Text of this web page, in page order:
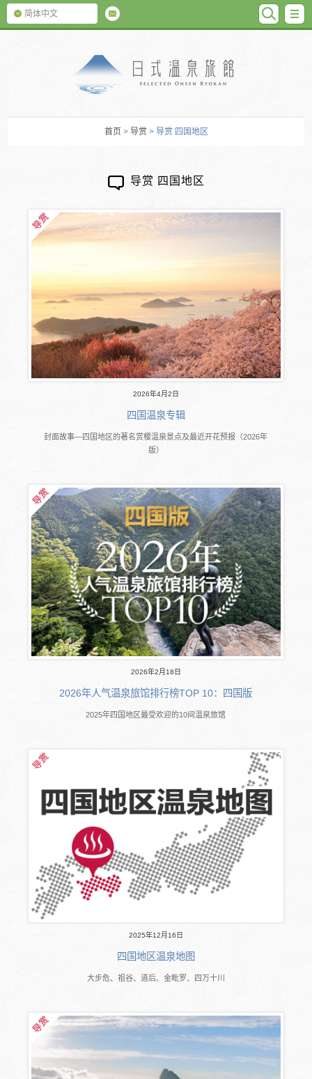
简体中文
首页 > 导赏 > 导赏 四国地区
导赏 四国地区
2026年4月2日
四国温泉专辑
封面故事―四国地区的著名赏樱温泉景点及最近开花预报（2026年
版）
2026年2月18日
2026年人气温泉旅馆排行榜TOP 10：四国版
2025年四国地区最受欢迎的10间温泉旅馆
2025年12月16日
四国地区温泉地图
大步危、祖谷、道后、金毗罗、四万十川